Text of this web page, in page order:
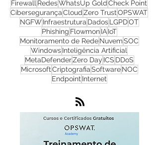
CyberSecurityTIHackersMalware
Cyber Security RansomwareProgress
FirewallRedesWhatsUp Gold Check Point
CibersegurançaCloudZero Trust
NGFWInfraestruturaDadosLGPDOT
PhishingFlowmon IAIoT
Monitoramento de RedeNuvemSOC
WindowsInteligência Artificial
MetaDefenderZero DayICS
EndpointInternet